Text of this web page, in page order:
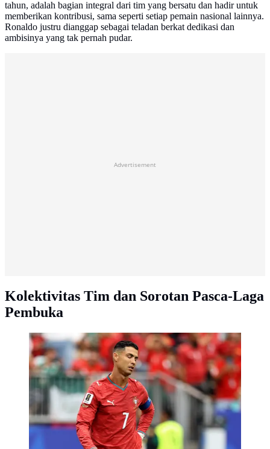
tahun, adalah bagian integral dari tim yang bersatu dan hadir untuk
memberikan kontribusi, sama seperti setiap pemain nasional lainnya.
Ronaldo justru dianggap sebagai teladan berkat dedikasi dan
ambisinya yang tak pernah pudar.
Advertisement
Kolektivitas Tim dan Sorotan Pasca-Laga
Pembuka
Meski bermain penuh selama 90 menit, pemain berusia
41 tahun tersebut gagal melepaskan satu pun tembakan
tepat sasaran (shot on target). (Lars Baron/Getty
Images/AFP)